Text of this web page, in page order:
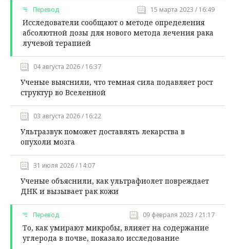
Перевод 15 марта 2023 / 16:49
Исследователи сообщают о методе определения
абсолютной дозы для нового метода лечения рака
лучевой терапией
04 августа 2026 / 16:37
Ученые выяснили, что темная сила подавляет рост
структур во Вселенной
03 августа 2026 / 16:22
Ультразвук поможет доставлять лекарства в
опухоли мозга
31 июля 2026 / 14:07
Ученые объяснили, как ультрафиолет повреждает
ДНК и вызывает рак кожи
Перевод 09 февраля 2023 / 21:17
То, как умирают микробы, влияет на содержание
углерода в почве, показало исследование